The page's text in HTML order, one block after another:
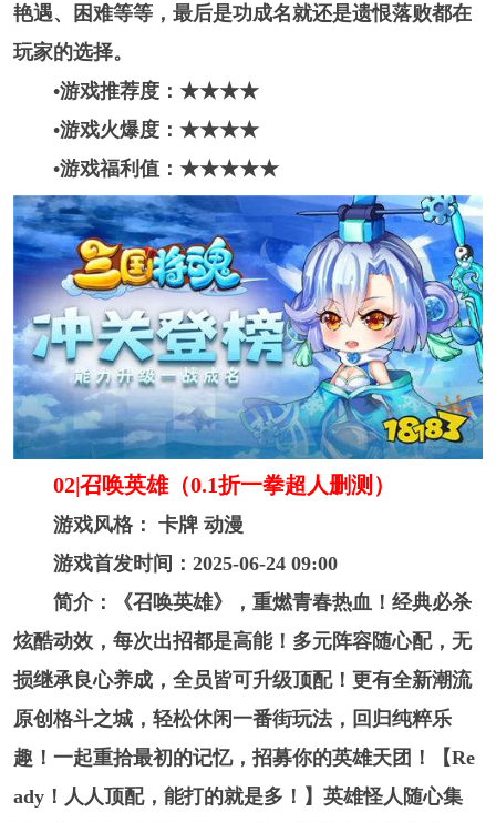
艳遇、困难等等，最后是功成名就还是遗恨落败都在
玩家的选择。
•游戏推荐度：★★★★
•游戏火爆度：★★★★
•游戏福利值：★★★★★
02|召唤英雄（0.1折一拳超人删测）
游戏风格： 卡牌 动漫
游戏首发时间：2025-06-24 09:00
简介：《召唤英雄》，重燃青春热血！经典必杀
炫酷动效，每次出招都是高能！多元阵容随心配，无
损继承良心养成，全员皆可升级顶配！更有全新潮流
原创格斗之城，轻松休闲一番街玩法，回归纯粹乐
趣！一起重拾最初的记忆，招募你的英雄天团！【Re
ady！人人顶配，能打的就是多！】英雄怪人随心集